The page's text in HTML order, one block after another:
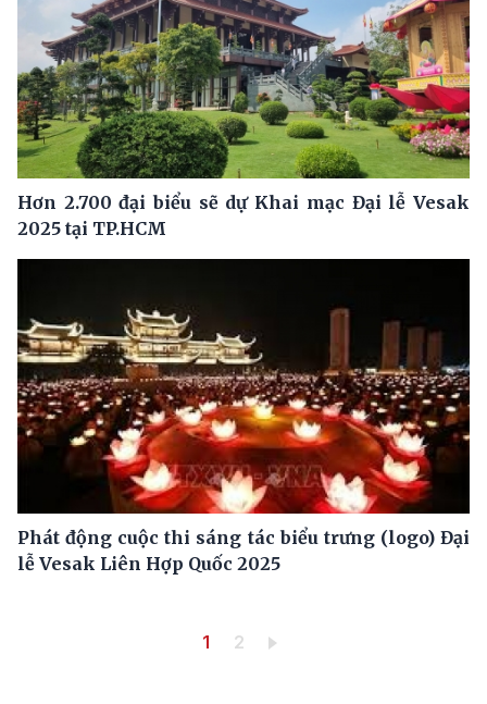
Hơn 2.700 đại biểu sẽ dự Khai mạc Đại lễ Vesak
2025 tại TP.HCM
Phát động cuộc thi sáng tác biểu trưng (logo) Đại
lễ Vesak Liên Hợp Quốc 2025
Trang hiện thời
1 Trang
2